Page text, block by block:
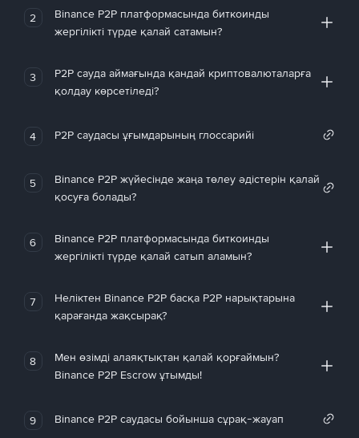
2
Binance P2P платформасында биткоинды
жергілікті түрде қалай сатамын?
3
P2P сауда аймағында қандай криптовалюталарға
қолдау көрсетіледі?
4 P2P саудасы ұғымдарының глоссарийі
5
Binance P2P жүйесінде жаңа төлеу әдістерін қалай
қосуға болады?
6
Binance P2P платформасында биткоинды
жергілікті түрде қалай сатып аламын?
7
Неліктен Binance P2P басқа P2P нарықтарына
қарағанда жақсырақ?
8
Мен өзімді алаяқтықтан қалай қорғаймын?
Binance P2P Escrow ұтымды!
9 Binance P2P саудасы бойынша сұрақ-жауап